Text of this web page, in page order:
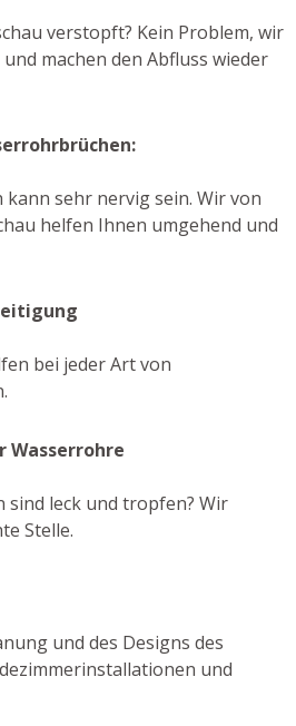
verstopft? Kein Problem, wir
machen den Abfluss wieder
sehr nervig sein. Wir von
helfen Ihnen umgehend und
bei jeder Art von
Wasserrohre
sind leck und tropfen? Wir
Stelle.
und des Designs des
und